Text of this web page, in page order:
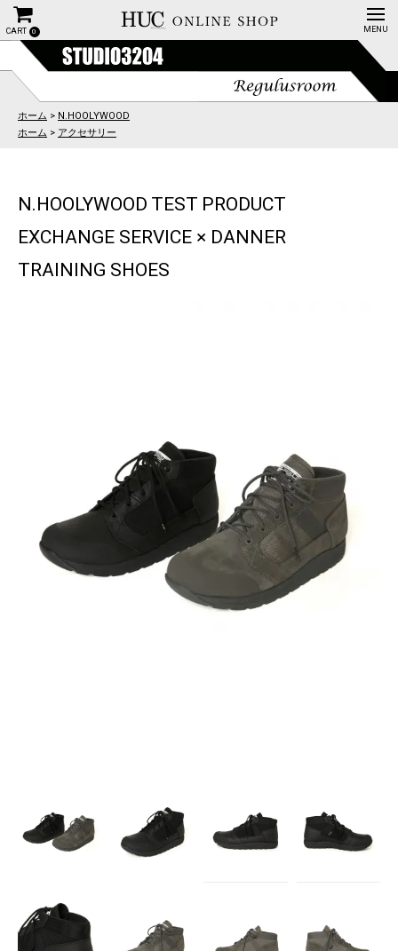
CART 0
ホーム > N.HOOLYWOOD
ホーム > アクセサリー
N.HOOLYWOOD TEST PRODUCT
EXCHANGE SERVICE × DANNER
TRAINING SHOES